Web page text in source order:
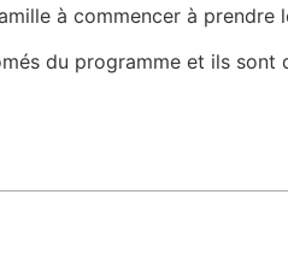
à commencer à prendre
du programme et ils sont